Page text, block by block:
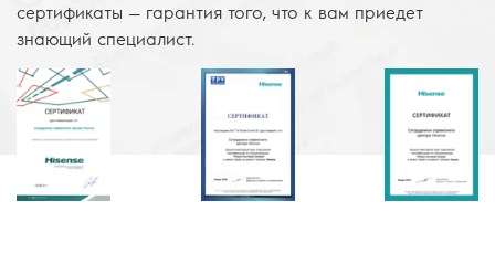
сертификаты — гарантия того, что к вам приедет
знающий специалист.